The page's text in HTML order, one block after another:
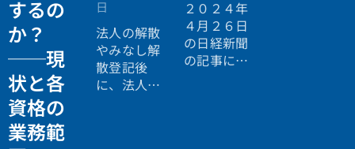
するの
か？
──現
状と各
資格の
業務範
日
法人の解散
やみなし解
散登記後
に、法人名
２０２４年
４月２６日
の日経新聞
の記事に